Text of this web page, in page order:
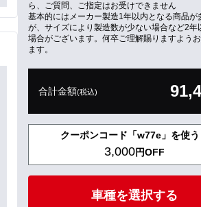
ら、ご質問、ご指定はお受けできません
基本的にはメーカー製造1年以内となる商品が
が、サイズにより製造数が少ない場合など2年
場合がございます。何卒ご理解賜りますよう
ます。
合計金額(税込)
クーポンコード「w77e」を使う
3,000円OFF
車種を選択する